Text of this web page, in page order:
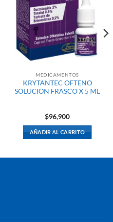
MEDICAMENTOS
KRYTANTEC OFTENO
SOLUCION FRASCO X 5 ML
$96,900
AÑADIR AL CARRITO